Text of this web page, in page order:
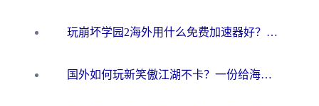
玩崩坏学园2海外用什么免费加速器好？2026海外党亲测国服游戏加速指南
国外如何玩新笑傲江湖不卡？一份给海外游子的终极网络指南